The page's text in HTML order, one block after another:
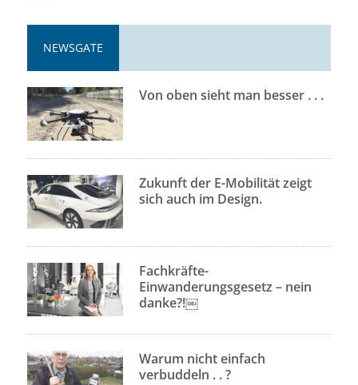
NEWSGATE
Von oben sieht man besser . . .
Zukunft der E-Mobilität zeigt
sich auch im Design.
Fachkräfte-
Einwanderungsgesetz – nein
danke?!￼
Warum nicht einfach
verbuddeln . . ?